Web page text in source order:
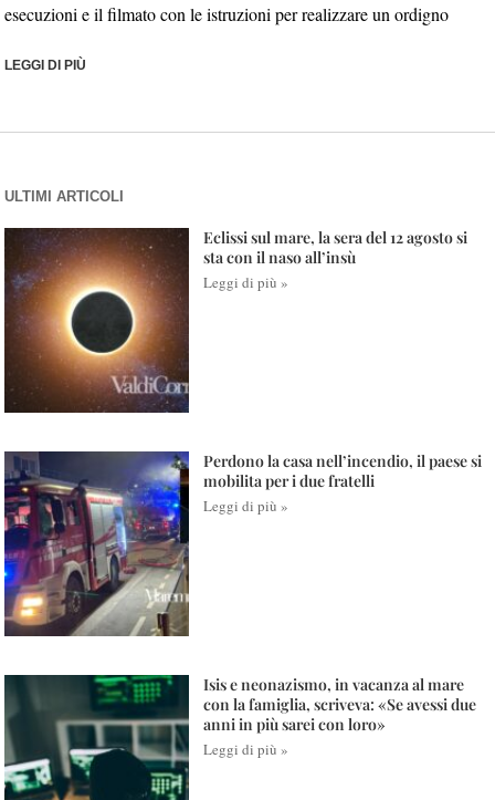
esecuzioni e il filmato con le istruzioni per realizzare un ordigno
LEGGI DI PIÙ
ULTIMI ARTICOLI
Eclissi sul mare, la sera del 12 agosto si
sta con il naso all’insù
Leggi di più »
Perdono la casa nell’incendio, il paese si
mobilita per i due fratelli
Leggi di più »
Isis e neonazismo, in vacanza al mare
con la famiglia, scriveva: «Se avessi due
anni in più sarei con loro»
Leggi di più »